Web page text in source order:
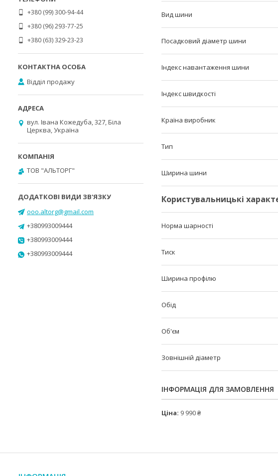
Вид шини
Посадковий діаметр шини
Індекс навантаження шини
Індекс швидкості
Країна виробник
Тип
Ширина шини
Користувальницькі
Норма шарності
Тиск
Ширина профілю
Обід
Об'єм
Зовнішній діаметр
ІНФОРМАЦІЯ ДЛЯ ЗАМОВЛЕННЯ
Ціна: 9 990 ₴
+380 (99) 300-94-44
+380 (96) 293-77-25
+380 (63) 329-23-23
Відділ продажу
вул. Івана Кожедуба, 327, Біла
Церква, Україна
ТОВ "АЛЬТОРГ"
ooo.altorg@gmail.com
+380993009444
+380993009444
+380993009444